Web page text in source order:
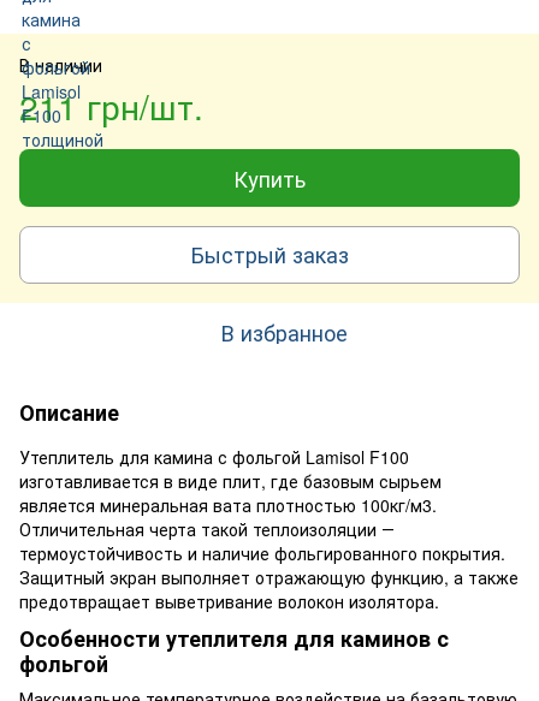
В наличии
211 грн/шт.
Купить
Быстрый заказ
В избранное
Описание
Утеплитель для камина с фольгой Lamisol F100
изготавливается в виде плит, где базовым сырьем
является минеральная вата плотностью 100кг/м3.
Отличительная черта такой теплоизоляции ―
термоустойчивость и наличие фольгированного покрытия.
Защитный экран выполняет отражающую функцию, а также
предотвращает выветривание волокон изолятора.
Особенности утеплителя для каминов с
фольгой